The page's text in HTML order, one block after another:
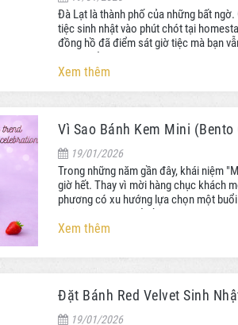
Đà Lạt là thành phố của những bất
tiệc sinh nhật vào phút chót tại
đồng hồ đã điểm sát giờ tiệc mà bạn
Xem thêm
Vì Sao Bánh Kem Mini
19/01/2026
Trong những năm gần đây, khái niệm
giờ hết. Thay vì mời hàng chục khách
phương có xu hướng lựa chọn một
Xem thêm
Đặt Bánh Red Velvet Sinh
19/01/2026